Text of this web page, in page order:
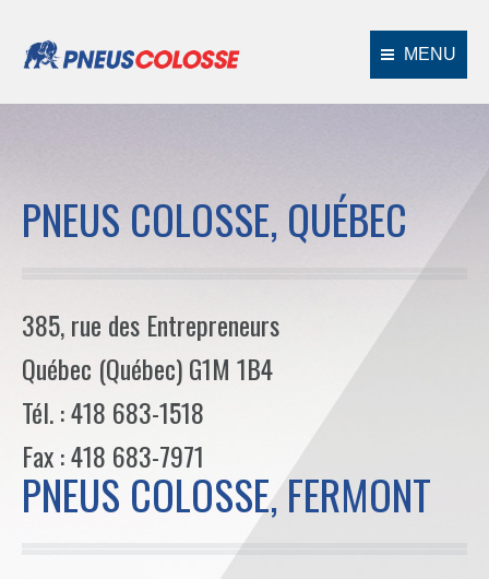
MENU
PNEUS COLOSSE, QUÉBEC
385, rue des Entrepreneurs
Québec (Québec) G1M 1B4
Tél. : 418 683-1518
Fax : 418 683-7971
PNEUS COLOSSE, FERMONT